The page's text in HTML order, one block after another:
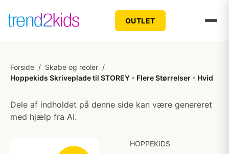
OUTLET
Forside / Skabe og reoler /
Hoppekids Skriveplade til STOREY - Flere Størrelser - Hvid
Dele af indholdet på denne side kan være genereret
med hjælp fra AI.
HOPPEKIDS